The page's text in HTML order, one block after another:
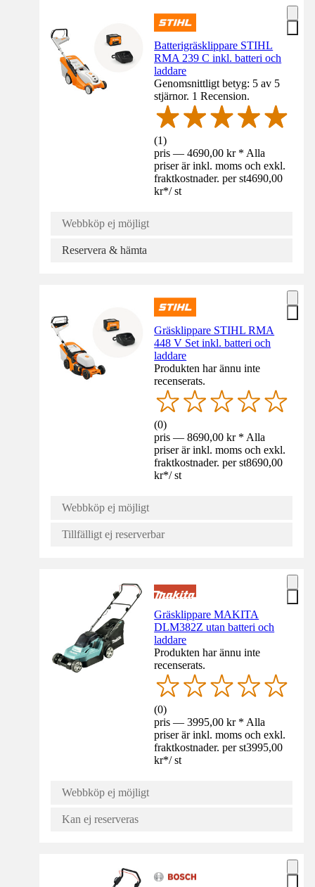
Batterigräsklippare STIHL
RMA 239 C inkl. batteri och
laddare
Genomsnittligt betyg: 5 av 5
stjärnor. 1 Recension.
(1)
pris — 4690,00 kr * Alla
priser är inkl. moms och exkl.
fraktkostnader. per st4690,00
kr*/ st
Webbköp ej möjligt
Reservera & hämta
Gräsklippare STIHL RMA
448 V Set inkl. batteri och
laddare
Produkten har ännu inte
recenserats.
(0)
pris — 8690,00 kr * Alla
priser är inkl. moms och exkl.
fraktkostnader. per st8690,00
kr*/ st
Webbköp ej möjligt
Tillfälligt ej reserverbar
Gräsklippare MAKITA
DLM382Z utan batteri och
laddare
Produkten har ännu inte
recenserats.
(0)
pris — 3995,00 kr * Alla
priser är inkl. moms och exkl.
fraktkostnader. per st3995,00
kr*/ st
Webbköp ej möjligt
Kan ej reserveras